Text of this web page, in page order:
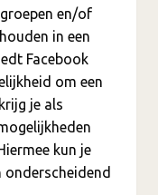
en/of
in een
Facebook
om een
je als
kun je
onderscheidend